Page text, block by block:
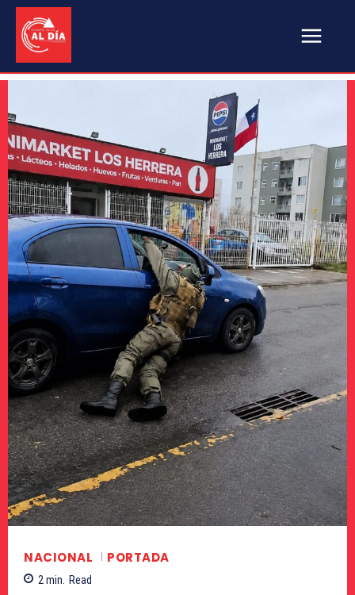
NACIONAL PORTADA
2 min. Read